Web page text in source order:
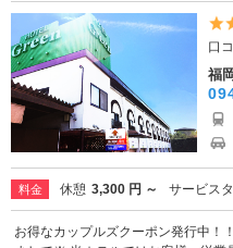
口
福
料金 休憩 3,300 円 ～ サービス
お得なカップルズクーポン発行中！